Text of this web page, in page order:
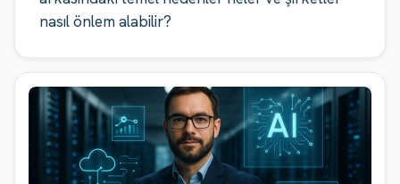
nasıl önlem alabilir?